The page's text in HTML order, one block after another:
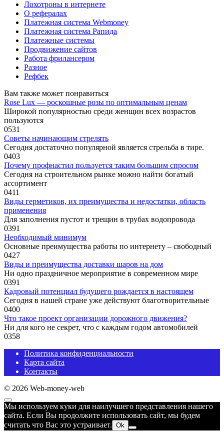
Лохотроны в интернете
О рефералах
Платежная система Webmoney
Платежная система Рапида
Платежные системы
Продвижение сайтов
Работа фрилансером
Разное
Рефбек
Вам также может понравиться
Rose Lux — роскошные розы по оптимальным ценам
Широкой популярностью среди женщин всех возрастов
пользуются
0531
Советы начинающим стрелять
Сегодня достаточно популярной является стрельба в тире.
0403
Почему профнастил пользуется таким большим спросом
Сегодня на строительном рынке можно найти богатый
ассортимент
0411
Виды герметиков, их преимущества и недостатки, область
применения
Для заполнения пустот и трещин в трубах водопровода
0391
Необходимый минимум
Основные преимущества работы по интернету – свободный
0427
Виды и преимущества доставки шаров на дом
Ни одно праздничное мероприятие в современном мире
0391
Кадровый потенциал будущего рождается в настоящем
Сегодня в нашей стране уже действуют благотворительные
0400
Что такое проект организации дорожного движения?
Ни для кого не секрет, что с каждым годом автомобилей
0358
Политика конфиденциальности
Карта сайта
Контакты
© 2026 Web-money-web
Мы используем куки для наилучшего представления нашего
сайта. Если Вы продолжите использовать сайт, мы будем
считать что Вас это устраивает. Ok